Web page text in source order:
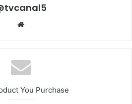
You Purchase